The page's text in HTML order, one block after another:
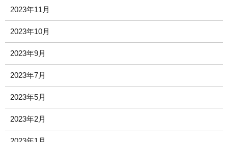
2023年11月
2023年10月
2023年9月
2023年7月
2023年5月
2023年2月